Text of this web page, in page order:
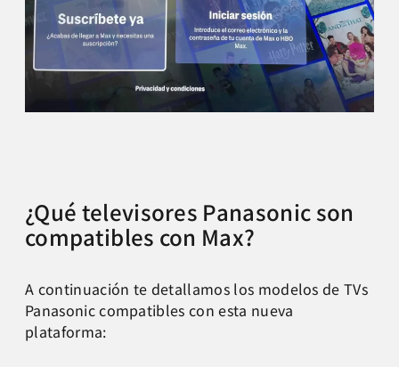
¿Qué televisores Panasonic son
compatibles con Max?
A continuación te detallamos los modelos de TVs
Panasonic compatibles con esta nueva
plataforma: